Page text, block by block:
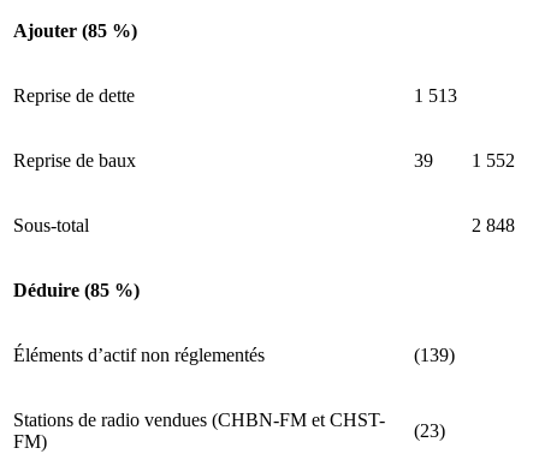
Ajouter (85 %)
Reprise de dette 1 513
Reprise de baux 39 1 552
Sous-total 2 848
Déduire (85 %)
Éléments d’actif non réglementés (139)
Stations de radio vendues (CHBN-FM et CHST-
FM)
(23)